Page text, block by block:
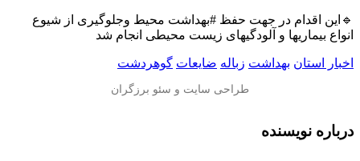
🔹این اقدام در جهت حفظ #بهداشت محیط وجلوگیری از شیوع
انواع بیماریها و آلودگیهای زیست محیطی انجام شد
اخبار استان بهداشت زباله ضایعات گوهردشت
درباره نویسنده